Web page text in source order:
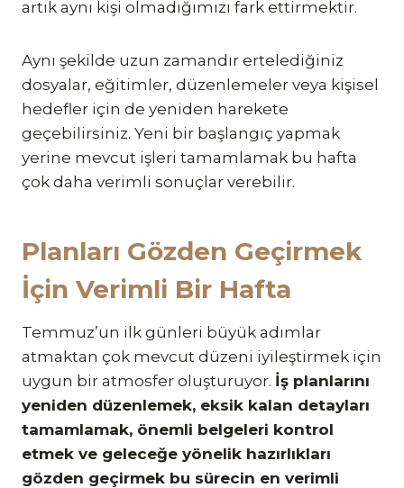
artık aynı kişi olmadığımızı fark ettirmektir.
Aynı şekilde uzun zamandır ertelediğiniz
dosyalar, eğitimler, düzenlemeler veya kişisel
hedefler için de yeniden harekete
geçebilirsiniz. Yeni bir başlangıç yapmak
yerine mevcut işleri tamamlamak bu hafta
çok daha verimli sonuçlar verebilir.
Planları Gözden Geçirmek
İçin Verimli Bir Hafta
Temmuz’un ilk günleri büyük adımlar
atmaktan çok mevcut düzeni iyileştirmek için
uygun bir atmosfer oluşturuyor. İş planlarını
yeniden düzenlemek, eksik kalan detayları
tamamlamak, önemli belgeleri kontrol
etmek ve geleceğe yönelik hazırlıkları
gözden geçirmek bu sürecin en verimli